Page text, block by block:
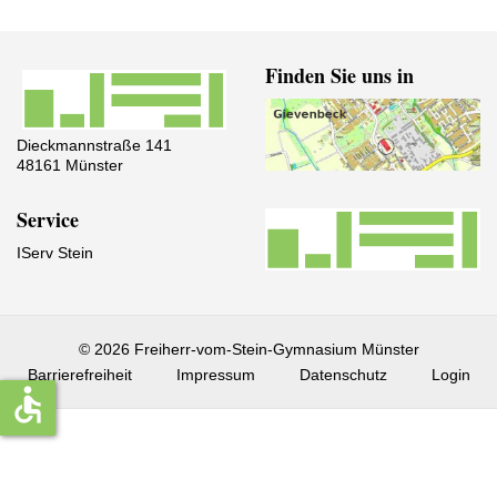
Dieckmannstraße 141
48161 Münster
Finden Sie uns in
Service
IServ Stein
© 2026 Freiherr-vom-Stein-Gymnasium Münster
Barrierefreiheit
Impressum Datenschutz Login
accessible